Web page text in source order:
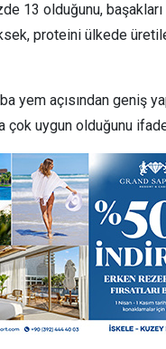
13 olduğunu, başakları
proteini ülkede
yem açısından geniş
çok uygun olduğunu